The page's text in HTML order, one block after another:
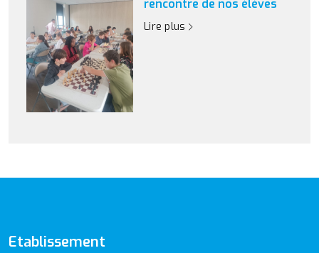
rencontre de nos élèves
Lire plus
Etablissement